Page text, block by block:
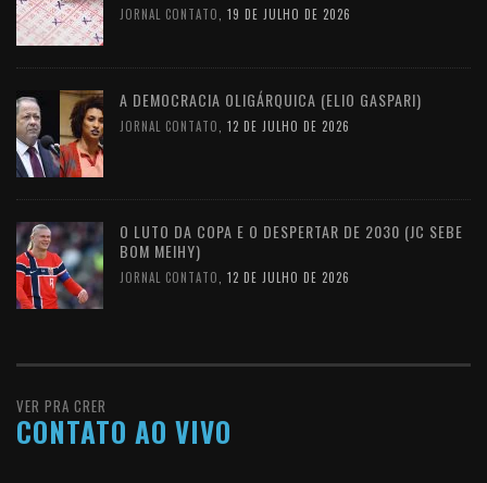
JORNAL CONTATO 19 DE JULHO DE 2026
A DEMOCRACIA OLIGÁRQUICA (ELIO GASPARI)
JORNAL CONTATO 12 DE JULHO DE 2026
O LUTO DA COPA E O DESPERTAR DE 2030 (JC SEBE
BOM MEIHY)
JORNAL CONTATO 12 DE JULHO DE 2026
VER PRA CRER
CONTATO AO VIVO